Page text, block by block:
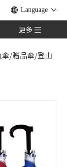
Language
更多
傘/贈品傘/登山